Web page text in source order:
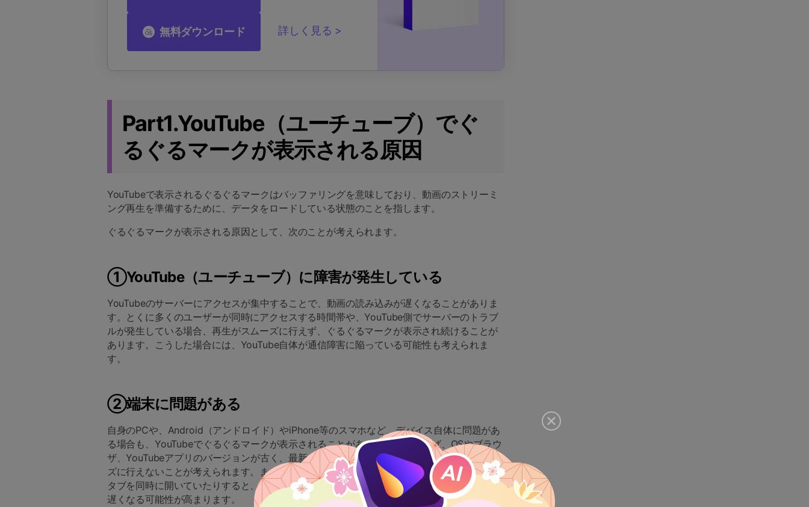
無料ダウンロード 詳しく見る
Part1.YouTube（ユーチューブ）でぐ
るぐるマークが表示される原因
YouTubeで表示されるぐるぐるマークはバッファリングを意味しており、動画のストリーミ
ング再生を準備するために、データをロードしている状態のことを指します。
ぐるぐるマークが表示される原因として、次のことが考えられます。
①YouTube（ユーチューブ）に障害が発生している
YouTubeのサーバーにアクセスが集中することで、動画の読み込みが遅くなることがありま
す。とくに多くのユーザーが同時にアクセスする時間帯や、YouTube側でサーバーのトラブ
ルが発生している場合、再生がスムーズに行えず、ぐるぐるマークが表示され続けることが
あります。こうした場合には、YouTube自体が通信障害に陥っている可能性も考えられま
す。
②端末に問題がある
自身のPCや、Android（アンドロイド）やiPhone等のスマホなど、デバイス自体に問題があ
る場合も、YouTubeでぐるぐるマークが表示されることがあります。たとえば、OSやブラウ
ザ、YouTubeアプリのバージョンが古く、最新の機能に対応していない場合、再生がスムー
ズに行えないことが考えられます。また、端末のメモリが不足していたり、複数のアプリや
タブを同時に開いていたりすると、デバイスのパフォーマンスが低下し、動画の読み込みが
遅くなる可能性が高まります。